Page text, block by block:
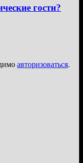
гости?
авторизоваться.